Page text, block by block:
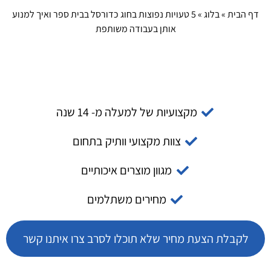
דף הבית»בלוג»
5 טעויות נפוצות בחוג כדורסל בבית ספר ואיך למנוע
אותן בעבודה משותפת
מקצועיות של למעלה מ- 14 שנה
צוות מקצועי וותיק בתחום
מגוון מוצרים איכותיים
מחירים משתלמים
לקבלת הצעת מחיר שלא תוכלו לסרב צרו איתנו קשר